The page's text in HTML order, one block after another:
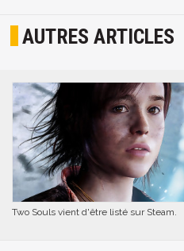
AUTRES ARTICLES
Two Souls vient d'être listé sur Steam.